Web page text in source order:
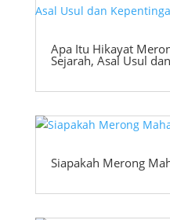
Apa Itu Hikayat
Sejarah, Asal Usul
Siapakah Merong